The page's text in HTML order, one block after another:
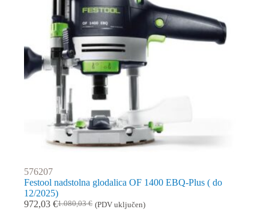
576207
Festool nadstolna glodalica OF 1400 EBQ-Plus ( do
12/2025)
1.080,03€
Izvorna
972,03 €Trenutna (PDV uključen)